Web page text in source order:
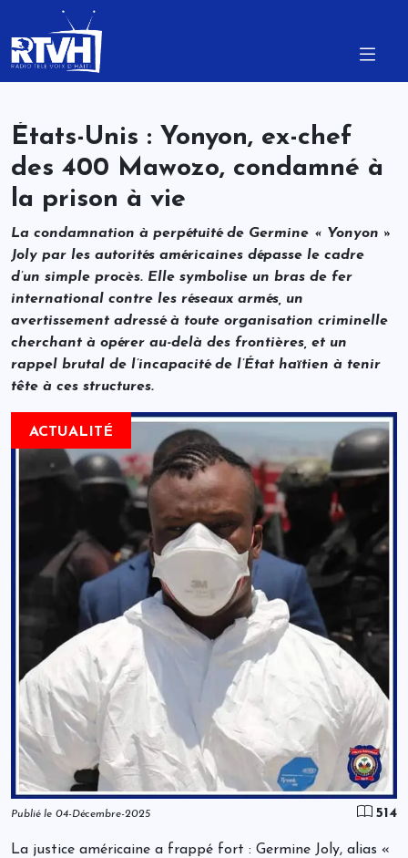
États-Unis : Yonyon, ex-chef
des 400 Mawozo, condamné à
la prison à vie
La condamnation à perpétuité de Germine « Yonyon »
Joly par les autorités américaines dépasse le cadre
d’un simple procès. Elle symbolise un bras de fer
international contre les réseaux armés, un
avertissement adressé à toute organisation criminelle
cherchant à opérer au-delà des frontières, et un
rappel brutal de l’incapacité de l’État haïtien à tenir
tête à ces structures.
ACTUALITÉ
Publié le 04-Décembre-2025 514
La justice américaine a frappé fort : Germine Joly, alias «